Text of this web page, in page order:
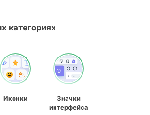
категориях
Иконки
Значки
интерфейса